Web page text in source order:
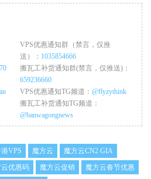
VPS优惠通知群（禁言，仅推
送）： 1035854666
搬瓦工补货通知群(禁言，仅推送)：
659236660
VPS优惠通知TG频道： @flyzythink
搬瓦工补货通知TG频道：
@banwagongnews
VPS 魔方云
魔方云CN2 GIA
云优惠码 魔方云促销
魔方云春节优惠